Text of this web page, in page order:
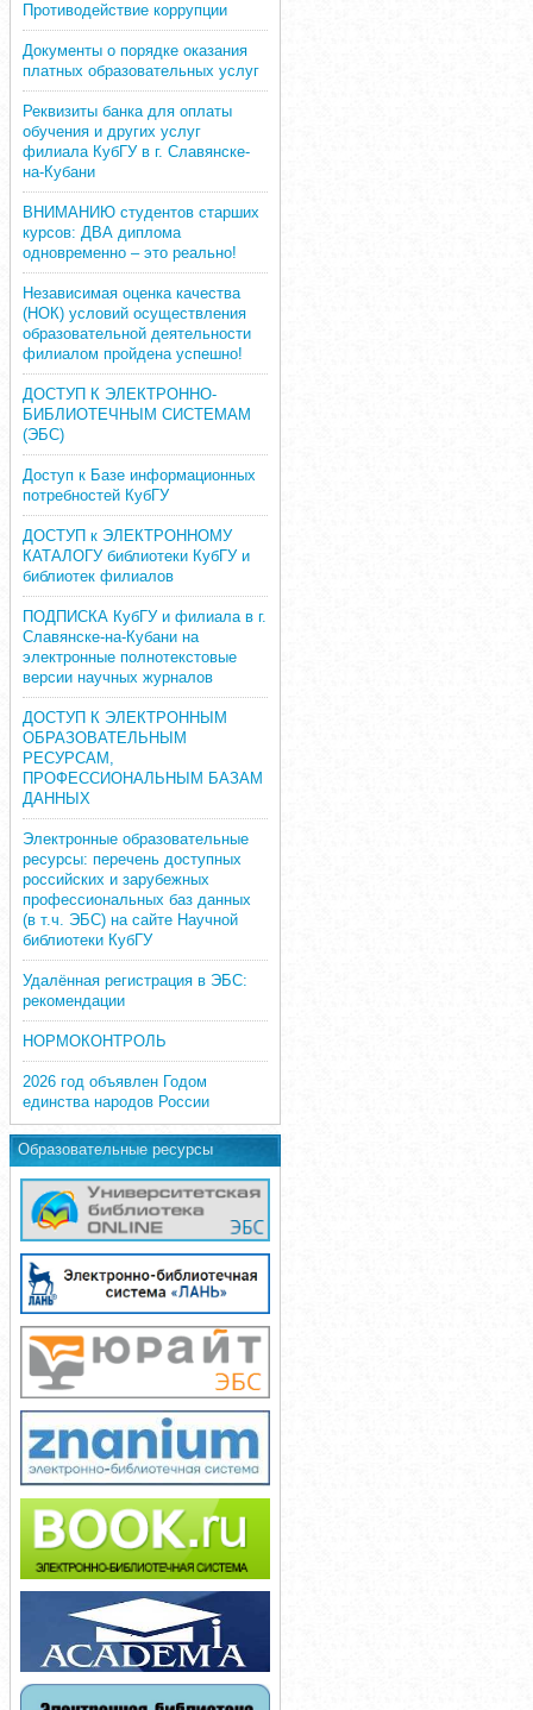
Противодействие коррупции
Документы о порядке оказания
платных образовательных услуг
Реквизиты банка для оплаты
обучения и других услуг
филиала КубГУ в г. Славянске-
на-Кубани
ВНИМАНИЮ студентов старших
курсов: ДВА диплома
одновременно – это реально!
Независимая оценка качества
(НОК) условий осуществления
образовательной деятельности
филиалом пройдена успешно!
ДОСТУП К ЭЛЕКТРОННО-
БИБЛИОТЕЧНЫМ СИСТЕМАМ
(ЭБС)
Доступ к Базе информационных
потребностей КубГУ
ДОСТУП к ЭЛЕКТРОННОМУ
КАТАЛОГУ библиотеки КубГУ и
библиотек филиалов
ПОДПИСКА КубГУ и филиала в г.
Славянске-на-Кубани на
электронные полнотекстовые
версии научных журналов
ДОСТУП К ЭЛЕКТРОННЫМ
ОБРАЗОВАТЕЛЬНЫМ
РЕСУРСАМ,
ПРОФЕССИОНАЛЬНЫМ БАЗАМ
ДАННЫХ
Электронные образовательные
ресурсы: перечень доступных
российских и зарубежных
профессиональных баз данных
(в т.ч. ЭБС) на сайте Научной
библиотеки КубГУ
Удалённая регистрация в ЭБС:
рекомендации
НОРМОКОНТРОЛЬ
2026 год объявлен Годом
единства народов России
Образовательные ресурсы